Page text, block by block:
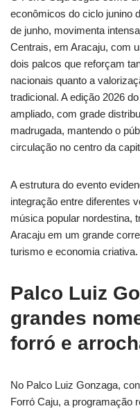
econômicos do ciclo junino
de junho, movimenta
Centrais, em Aracaju, com
dois palcos que reforçam
nacionais quanto a
tradicional. A edição 2026
ampliado, com grade
madrugada, mantendo o
circulação no centro da
A estrutura do evento
integração entre diferentes
música popular nordestina,
Aracaju em um grande
turismo e economia criativa.
Palco Luiz
grandes
forró e
No Palco Luiz Gonzaga,
Forró Caju, a programação